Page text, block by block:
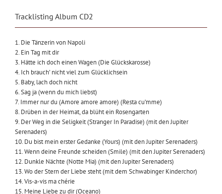
Tracklisting Album CD2
1. Die Tänzerin von Napoli
2. Ein Tag mit dir
3. Hätte ich doch einen Wagen (Die Glückskarosse)
4. Ich brauch’ nicht viel zum Glücklichsein
5. Baby, lach doch nicht
6. Sag ja (wenn du mich liebst)
7. Immer nur du (Amore amore amore) (Resta cu’mme)
8. Drüben in der Heimat, da blüht ein Rosengarten
9. Der Weg in die Seligkeit (Stranger In Paradise) (mit den Jupiter
Serenaders)
10. Du bist mein erster Gedanke (Yours) (mit den Jupiter Serenaders)
11. Wenn deine Freunde scheiden (Smile) (mit den Jupiter Serenaders)
12. Dunkle Nächte (Notte Mia) (mit den Jupiter Serenaders)
13. Wo der Stern der Liebe steht (mit dem Schwabinger Kinderchor)
14. Vis-a-vis ma chérie
15. Meine Liebe zu dir (Oceano)